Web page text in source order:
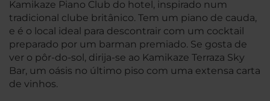
Kamikaze Piano Club do hotel, inspirado num
tradicional clube britânico. Tem um piano de cauda,
e é o local ideal para descontrair com um cocktail
preparado por um barman premiado. Se gosta de
ver o pôr-do-sol, dirija-se ao Kamikaze Terraza Sky
Bar, um oásis no último piso com uma extensa carta
de vinhos.